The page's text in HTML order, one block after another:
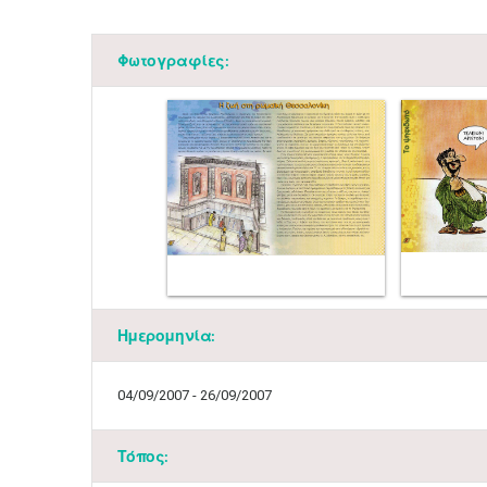
Φωτογραφίες:
Ημερομηνία:
04/09/2007 - 26/09/2007
Τόπος: